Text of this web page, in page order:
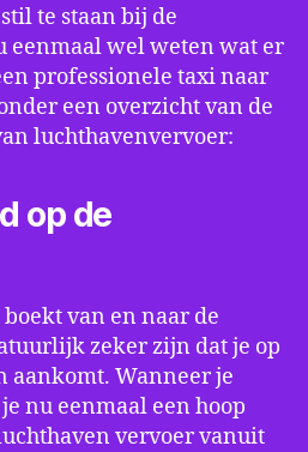
te staan bij de
eenmaal wel weten wat er
professionele taxi naar
een overzicht van de
luchthavenvervoer:
op de
van en naar de
zeker zijn dat je op
aankomt. Wanneer je
nu eenmaal een hoop
vervoer vanuit